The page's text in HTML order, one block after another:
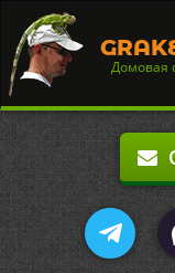
Домовая